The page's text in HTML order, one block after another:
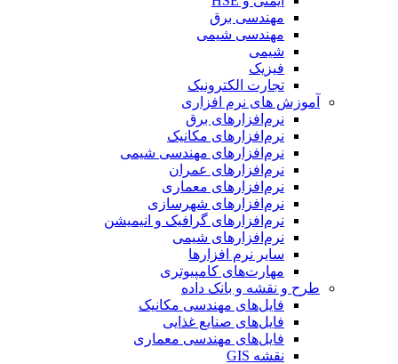
مهندسی برق
مهندسی شیمی
شیمی
فیزیک
تجارت الکترونیک
آموزش های نرم افزاری
نرم‌افزارهای برق
نرم‌افزارهای مکانیک
نرم‌افزارهای مهندسی شیمی
نرم‌افزارهای عمران
نرم‌افزارهای معماری
نرم‌افزارهای شهرسازی
نرم‌افزارهای گرافیک و انیمیشن
نرم‌افزارهای شیمی
سایر نرم افزارها
مهارت‌های کامپیوتری
طرح و نقشه و بانک داده
فایل‌های مهندسی مکانیک
فایل‌های صنایع غذایی
فایل‌های مهندسی معماری
نقشه GIS